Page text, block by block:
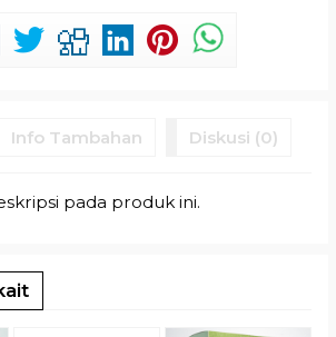
Info Tambahan Diskusi (0)
pada produk ini.